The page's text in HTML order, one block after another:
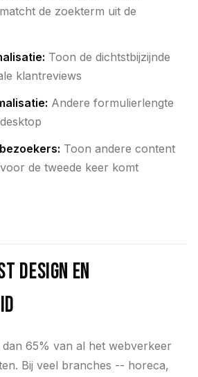
de zoekterm uit de
Toon de dichtstbijzijnde
klantreviews
Andere formulierlengte
Toon andere content
de tweede keer komt
design en
65% van al het webverkeer
Bij veel branches -- horeca,